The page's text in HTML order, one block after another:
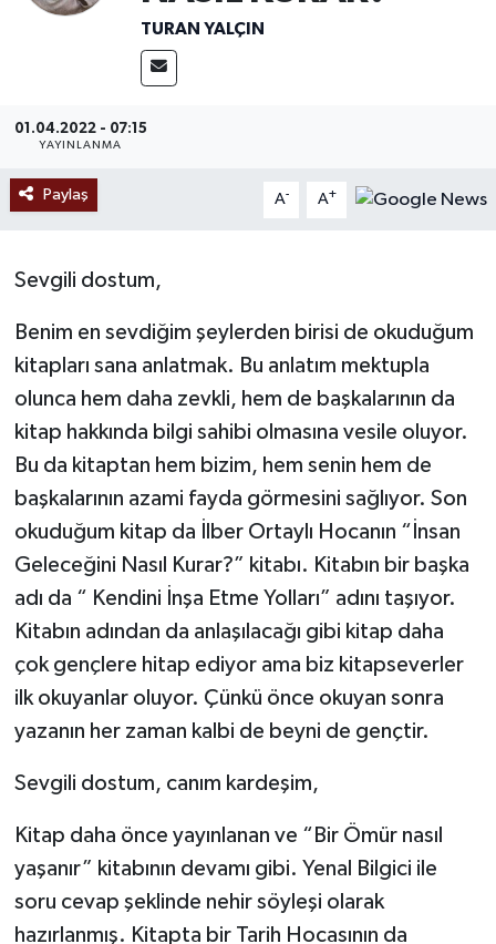
TURAN YALÇIN
01.04.2022 - 07:15
YAYINLANMA
Paylaş A- A+
Sevgili dostum,
Benim en sevdiğim şeylerden birisi de okuduğum
kitapları sana anlatmak. Bu anlatım mektupla
olunca hem daha zevkli, hem de başkalarının da
kitap hakkında bilgi sahibi olmasına vesile oluyor.
Bu da kitaptan hem bizim, hem senin hem de
başkalarının azami fayda görmesini sağlıyor. Son
okuduğum kitap da İlber Ortaylı Hocanın “İnsan
Geleceğini Nasıl Kurar?” kitabı. Kitabın bir başka
adı da “ Kendini İnşa Etme Yolları” adını taşıyor.
Kitabın adından da anlaşılacağı gibi kitap daha
çok gençlere hitap ediyor ama biz kitapseverler
ilk okuyanlar oluyor. Çünkü önce okuyan sonra
yazanın her zaman kalbi de beyni de gençtir.
Sevgili dostum, canım kardeşim,
Kitap daha önce yayınlanan ve “Bir Ömür nasıl
yaşanır” kitabının devamı gibi. Yenal Bilgici ile
soru cevap şeklinde nehir söyleşi olarak
hazırlanmış. Kitapta bir Tarih Hocasının da
Tokat Haber